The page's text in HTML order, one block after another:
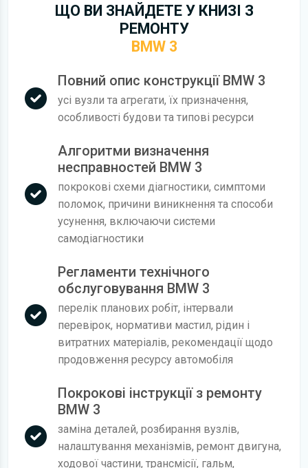
ЩО ВИ ЗНАЙДЕТЕ У КНИЗІ З
РЕМОНТУ
BMW 3
Повний опис конструкції BMW 3
усі вузли та агрегати, їх призначення,
особливості будови та типові ресурси
Алгоритми визначення
несправностей BMW 3
покрокові схеми діагностики, симптоми
поломок, причини виникнення та способи
усунення, включаючи системи
самодіагностики
Регламенти технічного
обслуговування BMW 3
перелік планових робіт, інтервали
перевірок, нормативи мастил, рідин і
витратних матеріалів, рекомендації щодо
продовження ресурсу автомобіля
Покрокові інструкції з ремонту
BMW 3
заміна деталей, розбирання вузлів,
налаштування механізмів, ремонт двигуна,
ходової частини, трансмісії, гальм,